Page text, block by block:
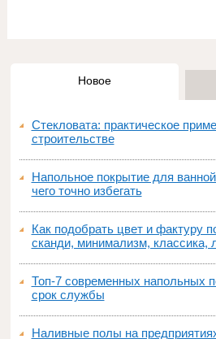
Новое
Стекловата: практическое
строительстве
Напольное покрытие для
чего точно избегать
Как подобрать цвет и фактуру
сканди, минимализм, классика,
Топ‑7 современных напольных
срок службы
Наливные полы на